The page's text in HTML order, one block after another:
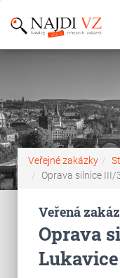
Veřejné zakázky
Oprava silnice III/
Veřená
Oprava